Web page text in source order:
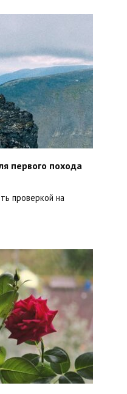
первого похода
проверкой на